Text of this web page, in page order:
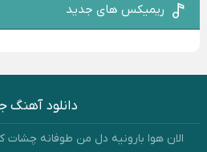
ریمیکس های جدید
دانلود آهنگ
الان هوا بارونیه دل من طوفانه